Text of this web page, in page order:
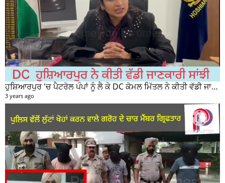
ਹੁਸ਼ਿਆਰਪੁਰ 'ਚ ਪੈਟਰੋਲ ਪੰਪਾਂ ਨੂੰ ਲੈ ਕੇ DC ਕੋਮਲ ਮਿੱਤਲ ਨੇ ਕੀਤੀ ਵੱਡੀ ਜਾਣਕਾਰੀ ਸਾਂਝੀ
3 years ago